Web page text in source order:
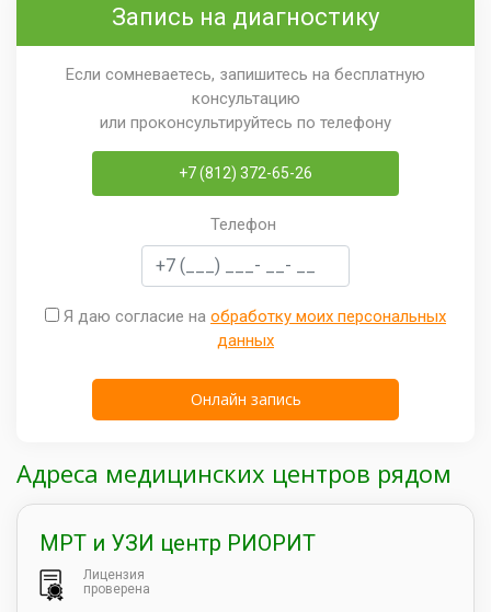
Запись на диагностику
Если сомневаетесь, запишитесь на бесплатную
консультацию
или проконсультируйтесь по телефону
+7 (812) 372-65-26
Телефон
Я даю согласие на обработку моих персональных
данных
Адреса медицинских центров рядом
МРТ и УЗИ центр РИОРИТ
Лицензия
проверена